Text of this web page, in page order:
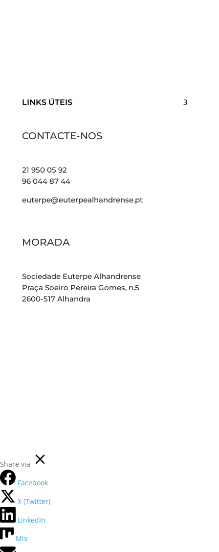
LINKS ÚTEIS
CONTACTE-NOS
21 950 05 92
96 044 87 44
euterpe@euterpealhandrense.pt
MORADA
Sociedade Euterpe Alhandrense
Praça Soeiro Pereira Gomes, n.5
2600-517 Alhandra
Share via
Facebook
X (Twitter)
LinkedIn
Mix